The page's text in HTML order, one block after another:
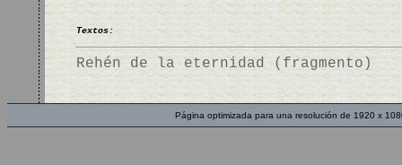
Textos:
Rehén de la eternidad (fragmento)
Página optimizada para una resolución de 1920 x